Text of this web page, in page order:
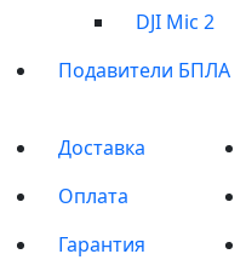
DJI Mic 2
Подавители БПЛА
Доставка
Оплата
Гарантия